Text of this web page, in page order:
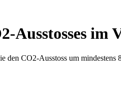
Ausstosses im
den CO2-Ausstoss um mindestens